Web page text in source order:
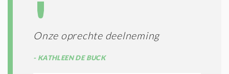
Onze oprechte deelneming
KATHLEEN DE BUCK